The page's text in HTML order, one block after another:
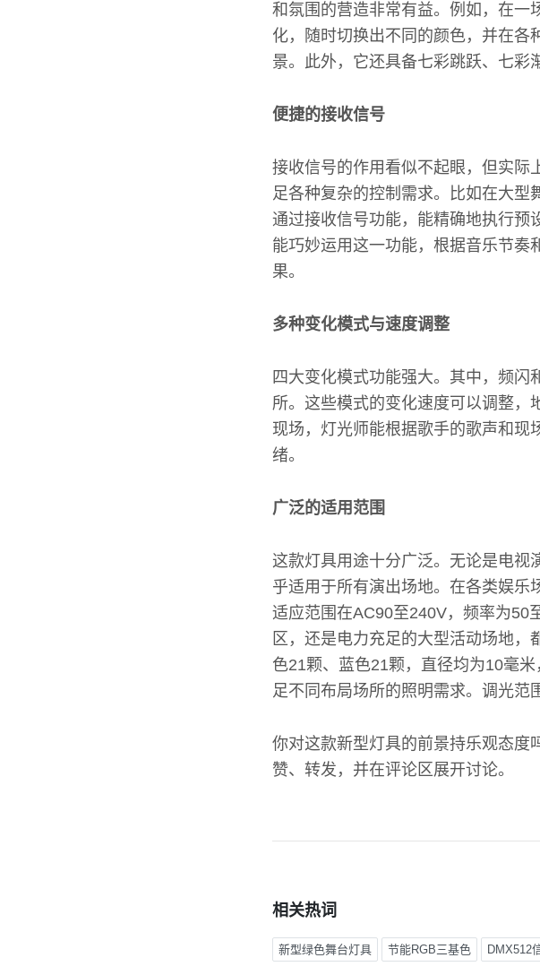
和氛围的营造非常有益。例如，在一
化，随时切换出不同的颜色，并在各
景。此外，它还具备七彩跳跃、七彩
便捷的接收信号
接收信号的作用看似不起眼，但实际
足各种复杂的控制需求。比如在大型
通过接收信号功能，能精确地执行预
能巧妙运用这一功能，根据音乐节奏
果。
多种变化模式与速度调整
四大变化模式功能强大。其中，频
所。这些模式的变化速度可以调整，
现场，灯光师能根据歌手的歌声和现
绪。
广泛的适用范围
这款灯具用途十分广泛。无论是电视
乎适用于所有演出场地。在各类娱乐
适应范围在AC90至240V，频率为50
区，还是电力充足的大型活动场地
色21颗、蓝色21颗，直径均为10毫
足不同布局场所的照明需求。调光范
你对这款新型灯具的前景持乐观态度
赞、转发，并在评论区展开讨论。
相关热词
新型绿色舞台灯具 节能RGB三基色 DMX512